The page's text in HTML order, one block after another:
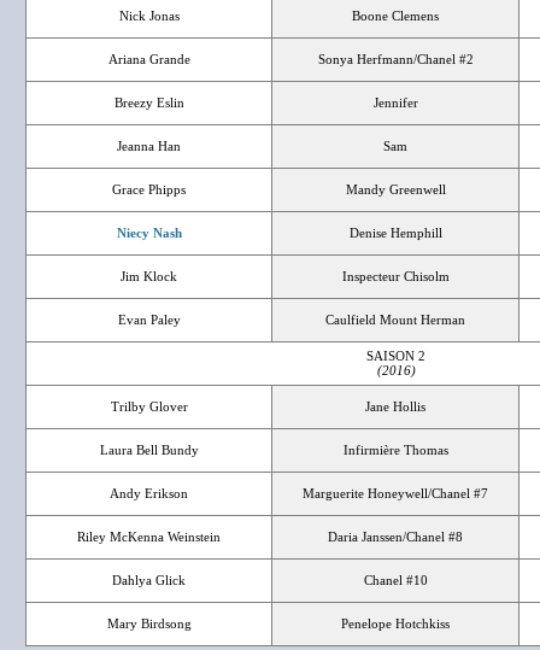
Nick Jonas Boone Clemens
Ariana Grande Sonya Herfmann/Chanel #2
Breezy Eslin Jennifer
Jeanna Han Sam
Grace Phipps Mandy Greenwell
Niecy Nash Denise Hemphill
Jim Klock Inspecteur Chisolm
Evan Paley Caulfield Mount Herman
SAISON 2
(2016)
Trilby Glover Jane Hollis
Laura Bell Bundy Infirmière Thomas
Andy Erikson Marguerite Honeywell/Chanel #7
Riley McKenna Weinstein Daria Janssen/Chanel #8
Dahlya Glick Chanel #10
Mary Birdsong Penelope Hotchkiss